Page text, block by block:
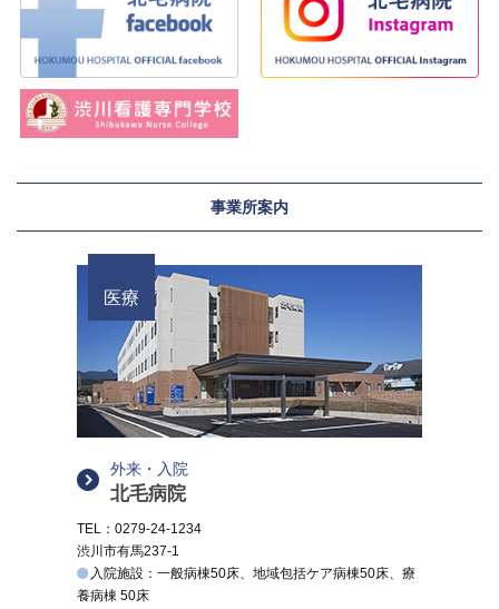
事業所案内
医療
外来・入院
北毛病院
TEL：0279-24-1234
渋川市有馬237-1
入院施設：一般病棟50床、地域包括ケア病棟50床、療
養病棟 50床